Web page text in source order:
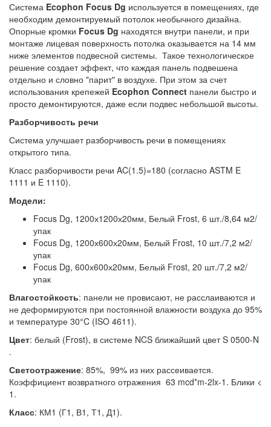
Система Ecophon Focus Dg используется в помещениях, где
необходим демонтируемый потолок необычного дизайна.
Опорные кромки Focus Dg находятся внутри панели, и при
монтаже лицевая поверхность потолка оказывается на 14 мм
ниже элементов подвесной системы. Такое технологическое
решение создает эффект, что каждая панель подвешена
отдельно и словно "парит" в воздухе. При этом за счет
использования крепежей Ecophon Connect панели быстро и
просто демонтируются, даже если подвес небольшой высоты.
Разборчивость речи
Система улучшает разборчивость речи в помещениях
открытого типа.
Класс разборчивости речи AC(1.5)=180 (согласно ASTM E
1111 и E 1110).
Модели:
Focus Dg, 1200х1200х20мм, Белый Frost, 6 шт./8,64 м2/
упак
Focus Dg, 1200х600х20мм, Белый Frost, 10 шт./7,2 м2/
упак
Focus Dg, 600х600х20мм, Белый Frost, 20 шт./7,2 м2/
упак
Влагостойкость: панели не провисают, не расслаиваются и
не деформируются при постоянной влажности воздуха до 95%
и температуре 30°C (ISO 4611).
Цвет: белый (Frost), в системе NCS ближайший цвет S 0500-N
.
Светоотражение: 85%, 99% из них рассеивается.
Коэффициент возвратного отражения 63 mcd*m-2lx-1. Блики <
1.
Класс: КМ1 (Г1, В1, Т1, Д1).